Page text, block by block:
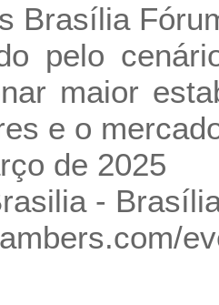
Brasília
pelo
maior
e o
de 2025
-